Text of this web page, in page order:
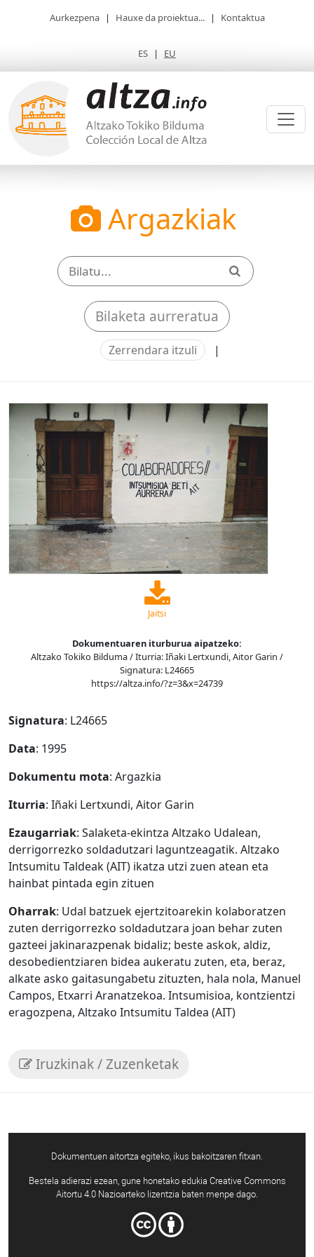
Aurkezpena | Hauxe da proiektua... | Kontaktua
ES | EU
Argazkiak
Bilaketa aurreratua
Zerrendara itzuli |
Jaitsi
Dokumentuaren iturburua aipatzeko:
Altzako Tokiko Bilduma / Iturria: Iñaki Lertxundi, Aitor Garin /
Signatura: L24665
https://altza.info/?z=3&x=24739
Signatura: L24665
Data: 1995
Dokumentu mota: Argazkia
Iturria: Iñaki Lertxundi, Aitor Garin
Ezaugarriak: Salaketa-ekintza Altzako Udalean,
derrigorrezko soldadutzari laguntzeagatik. Altzako
Intsumitu Taldeak (AIT) ikatza utzi zuen atean eta
hainbat pintada egin zituen
Oharrak: Udal batzuek ejertzitoarekin kolaboratzen
zuten derrigorrezko soldadutzara joan behar zuten
gazteei jakinarazpenak bidaliz; beste askok, aldiz,
desobedientziaren bidea aukeratu zuten, eta, beraz,
alkate asko gaitasungabetu zituzten, hala nola, Manuel
Campos, Etxarri Aranatzekoa. Intsumisioa, kontzientzi
eragozpena, Altzako Intsumitu Taldea (AIT)
Iruzkinak / Zuzenketak
Dokumentuen aitortza egiteko, ikus bakoitzaren fitxan.
Bestela adierazi ezean, gune honetako edukia Creative Commons
Aitortu 4.0 Nazioarteko lizentzia baten menpe dago.